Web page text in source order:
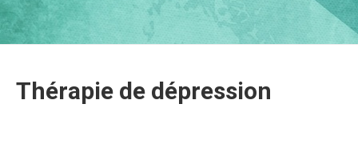
Thérapie de dépression